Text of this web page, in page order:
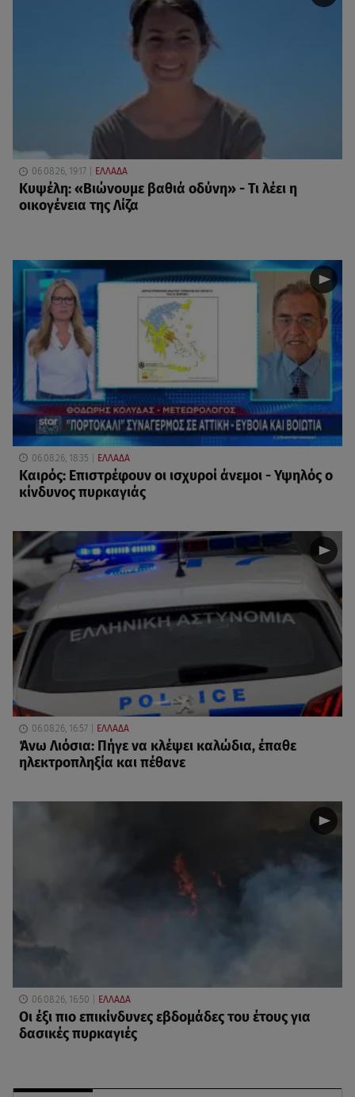
06.08.26, 19:17 ΕΛΛΑΔΑ
Κυψέλη: «Βιώνουμε βαθιά οδύνη» - Τι λέει η
οικογένεια της Λίζα
06.08.26, 18:35 ΕΛΛΑΔΑ
Καιρός: Επιστρέφουν οι ισχυροί άνεμοι - Υψηλός ο
κίνδυνος πυρκαγιάς
06.08.26, 16:57 ΕΛΛΑΔΑ
Άνω Λιόσια: Πήγε να κλέψει καλώδια, έπαθε
ηλεκτροπληξία και πέθανε
06.08.26, 16:50 ΕΛΛΑΔΑ
Οι έξι πιο επικίνδυνες εβδομάδες του έτους για
δασικές πυρκαγιές